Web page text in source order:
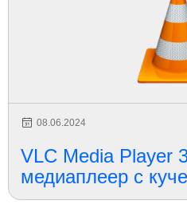
08.06.2024
VLC Media Player
медиаплеер с